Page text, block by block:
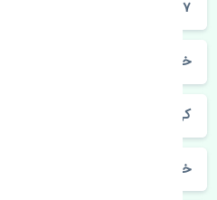
7 چین
خودروسازی جک
کی ام سی جی 7
خرید سنسور هشدار دنده عقب جک